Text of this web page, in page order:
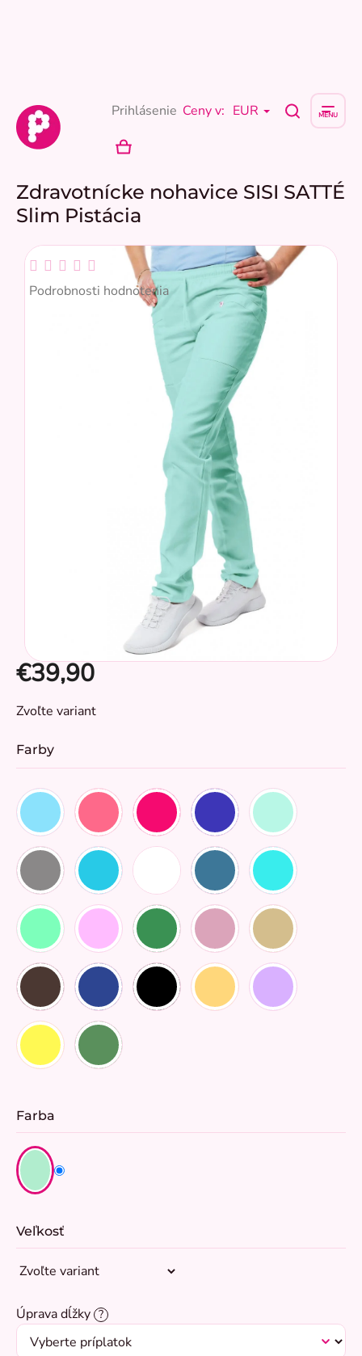
Ceny v: EUR
Prihlásenie
NÁKUPNÝ
Zdravotnícke nohavice SISI SATTÉ
Slim Pistácia
Priemerné
hodnotenie
Podrobnosti hodnotenia
€39,90
Jednotková
Zvoľte variant
Farby
Farba
Veľkosť
Úprava dĺžky ?